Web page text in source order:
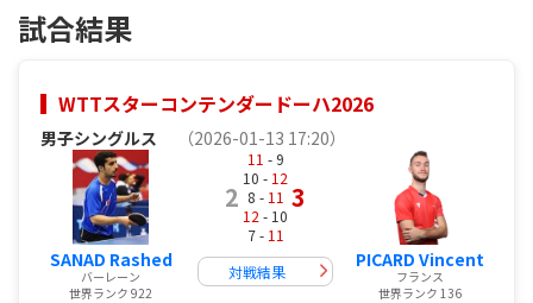
試合結果
WTTスターコンテンダードーハ2026
男子シングルス （2026-01-13 17:20）
SANAD Rashed
バーレーン
世界ランク 922
2
11 - 9
10 - 12
8 - 11
12 - 10
7 - 11
3
対戦結果
PICARD Vincent
フランス
世界ランク 136